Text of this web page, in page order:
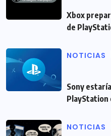
Xbox
de
NOTICIAS
Sony
PlayStation
NOTICIAS